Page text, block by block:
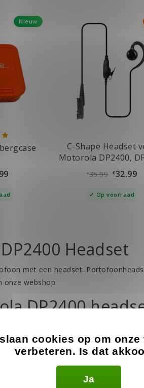
Nieuw
C-Shape Headset
Motorola DP2400,
€35.99 €32.99
Op voorraad
Headset
met een headset.
onze webshop.
DP2400
is een geavanceerde portofoon met
te houden bij de
het mogelijk om in lawaaierige
het omgevingsgeluid even goed te
accessoire voor je Motorola DP2400:
cookies op om onze
verbeteren. Is dat
Ja